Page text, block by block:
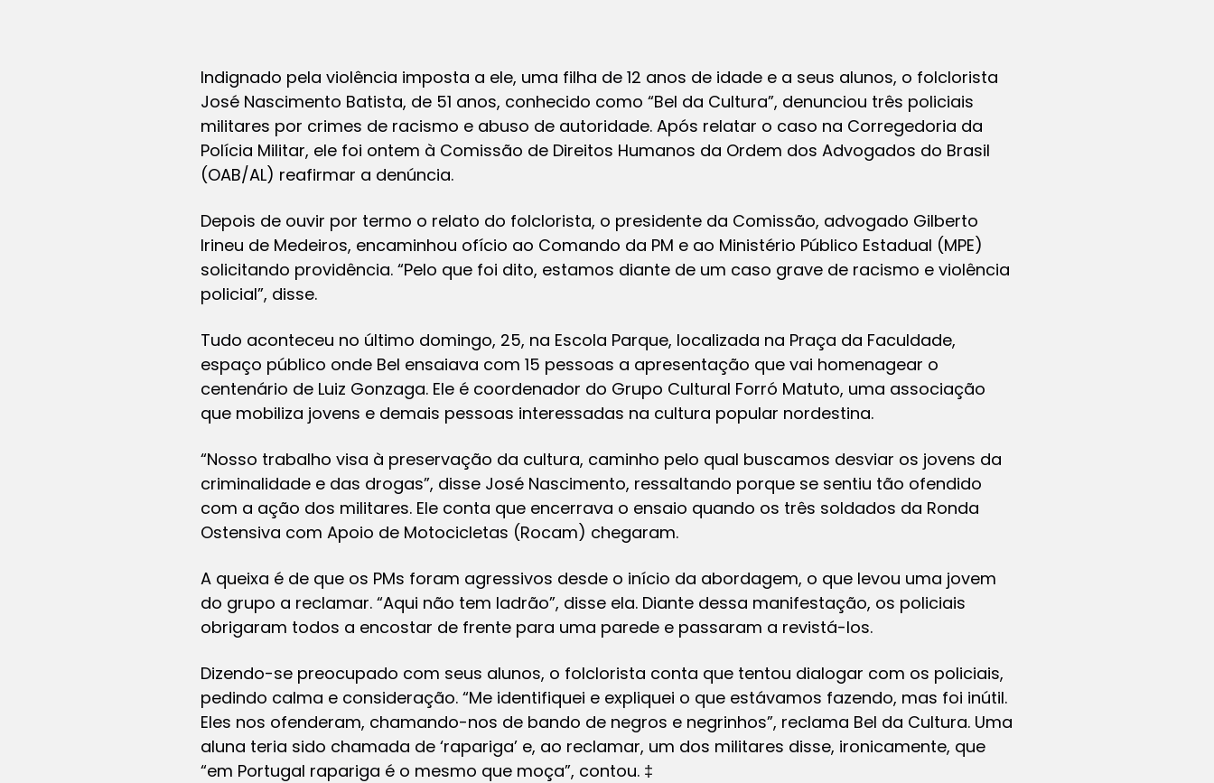
Indignado pela violência imposta a ele, uma filha de 12 anos de idade e a seus alunos, o folclorista
José Nascimento Batista, de 51 anos, conhecido como “Bel da Cultura”, denunciou três policiais
militares por crimes de racismo e abuso de autoridade. Após relatar o caso na Corregedoria da
Polícia Militar, ele foi ontem à Comissão de Direitos Humanos da Ordem dos Advogados do Brasil
(OAB/AL) reafirmar a denúncia.
Depois de ouvir por termo o relato do folclorista, o presidente da Comissão, advogado Gilberto
Irineu de Medeiros, encaminhou ofício ao Comando da PM e ao Ministério Público Estadual (MPE)
solicitando providência. “Pelo que foi dito, estamos diante de um caso grave de racismo e violência
policial”, disse.
Tudo aconteceu no último domingo, 25, na Escola Parque, localizada na Praça da Faculdade,
espaço público onde Bel ensaiava com 15 pessoas a apresentação que vai homenagear o
centenário de Luiz Gonzaga. Ele é coordenador do Grupo Cultural Forró Matuto, uma associação
que mobiliza jovens e demais pessoas interessadas na cultura popular nordestina.
“Nosso trabalho visa à preservação da cultura, caminho pelo qual buscamos desviar os jovens da
criminalidade e das drogas”, disse José Nascimento, ressaltando porque se sentiu tão ofendido
com a ação dos militares. Ele conta que encerrava o ensaio quando os três soldados da Ronda
Ostensiva com Apoio de Motocicletas (Rocam) chegaram.
A queixa é de que os PMs foram agressivos desde o início da abordagem, o que levou uma jovem
do grupo a reclamar. “Aqui não tem ladrão”, disse ela. Diante dessa manifestação, os policiais
obrigaram todos a encostar de frente para uma parede e passaram a revistá-los.
Dizendo-se preocupado com seus alunos, o folclorista conta que tentou dialogar com os policiais,
pedindo calma e consideração. “Me identifiquei e expliquei o que estávamos fazendo, mas foi inútil.
Eles nos ofenderam, chamando-nos de bando de negros e negrinhos”, reclama Bel da Cultura. Uma
aluna teria sido chamada de ‘rapariga’ e, ao reclamar, um dos militares disse, ironicamente, que
“em Portugal rapariga é o mesmo que moça”, contou. ‡